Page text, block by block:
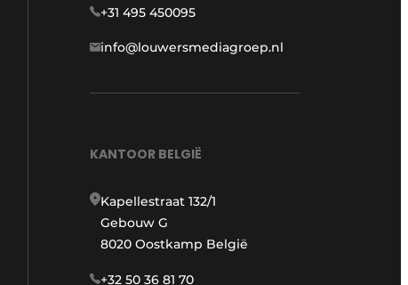
+31 495 450095
info@louwersmediagroep.nl
KANTOOR BELGIË
Kapellestraat 132/1
Gebouw G
8020 Oostkamp België
+32 50 36 81 70